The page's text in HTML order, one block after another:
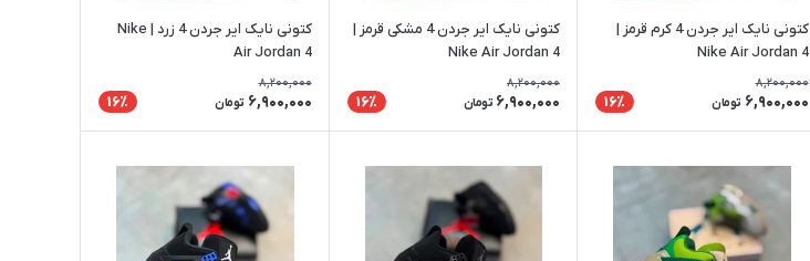
کتونی نایک ایر جردن 4 کرم قرمز |
Nike Air Jordan 4
8,200,000
6,900,000 تومان 16٪
کتونی نایک ایر جردن 4 مشکی قرمز |
Nike Air Jordan 4
8,200,000
6,900,000 تومان 16٪
کتونی نایک ایر جردن 4 زرد | Nike
Air Jordan 4
8,200,000
6,900,000 تومان 16٪